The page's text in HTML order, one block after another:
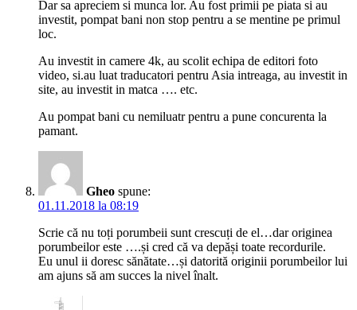
Dar sa apreciem si munca lor. Au fost primii pe piata si au
investit, pompat bani non stop pentru a se mentine pe primul
loc.
Au investit in camere 4k, au scolit echipa de editori foto
video, si.au luat traducatori pentru Asia intreaga, au investit in
site, au investit in matca …. etc.
Au pompat bani cu nemiluatr pentru a pune concurenta la
pamant.
Gheo spune:
01.11.2018 la 08:19
Scrie că nu toți porumbeii sunt crescuți de el…dar originea
porumbeilor este ….și cred că va depăși toate recordurile.
Eu unul ii doresc sănătate…și datorită originii porumbeilor lui
am ajuns să am succes la nivel înalt.